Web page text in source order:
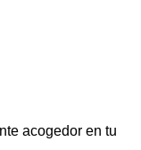
acogedor en tu